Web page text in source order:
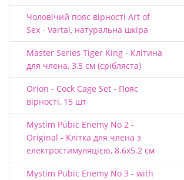
Чоловічий пояс вірності Art of
Sex - Vartal, натуральна шкіра
Master Series Tiger King - Клітина
для члена, 3,5 см (срібляста)
Orion - Cock Cage Set - Пояс
вірності, 15 шт
Mystim Pubic Enemy No 2 -
Original - Клітка для члена з
електростимуляцією, 8.6х5.2 см
Mystim Pubic Enemy No 3 - with